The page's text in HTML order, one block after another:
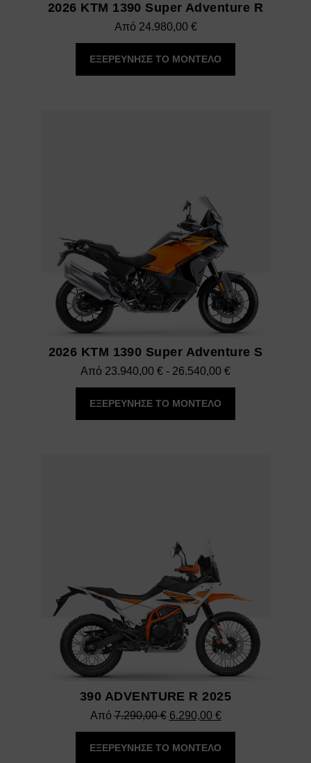
2026 KTM 1390 Super Adventure R
Από 24.980,00 €
ΕΞΕΡΕΥΝΗΣΕ ΤΟ ΜΟΝΤΕΛΟ
2026 KTM 1390 Super Adventure S
Από 23.940,00 € - 26.540,00 €Εύρος
τιμών:
ΕΞΕΡΕΥΝΗΣΕ ΤΟ ΜΟΝΤΕΛΟ
390 ADVENTURE R 2025
Από7.290,00€ Original
price
was:
6.290,00 €Η
τρέχουσα
τιμή
ΕΞΕΡΕΥΝΗΣΕ ΤΟ ΜΟΝΤΕΛΟ